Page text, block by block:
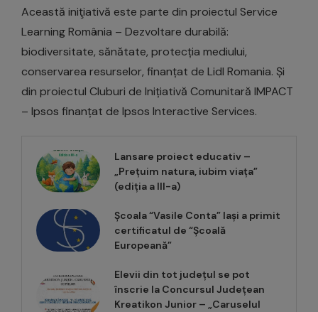
Această iniţiativă este parte din proiectul Service
Learning România – Dezvoltare durabilă:
biodiversitate, sănătate, protecția mediului,
conservarea resurselor, finanțat de Lidl Romania. Și
din proiectul Cluburi de Inițiativă Comunitară IMPACT
– Ipsos finanțat de Ipsos Interactive Services.
Lansare proiect educativ –
„Prețuim natura, iubim viața”
(ediția a III-a)
Școala “Vasile Conta” Iași a primit
certificatul de “Școală
Europeană”
Elevii din tot județul se pot
înscrie la Concursul Județean
Kreatikon Junior – „Caruselul